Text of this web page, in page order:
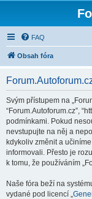
FAQ
Obsah fóra
Svým přístupem na
“Forum.Autoforum.cz”,
podmínkami. Pokud
nevstupujte na něj a
kdykoliv změnit a
informovali. Přesto je
k tomu, že používáním
Naše fóra beží na
vydané pod licencí „